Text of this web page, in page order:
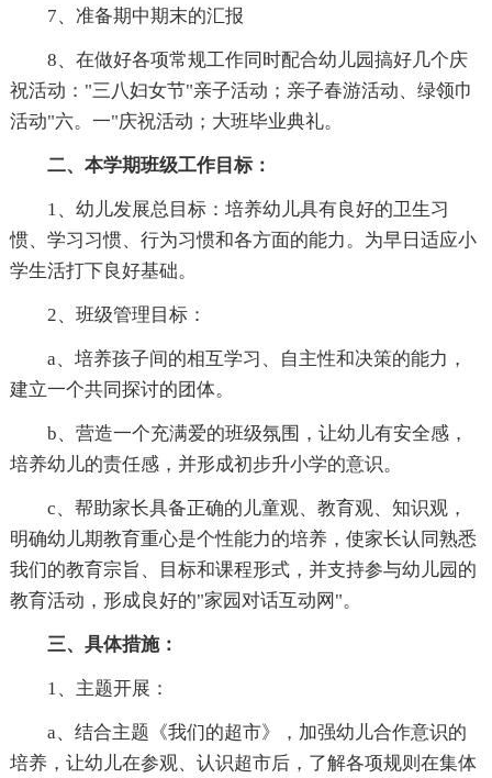
7、准备期中期末的汇报
8、在做好各项常规工作同时配合幼儿园搞好几个庆
祝活动："三八妇女节"亲子活动；亲子春游活动、绿领巾
活动"六。一"庆祝活动；大班毕业典礼。
二、本学期班级工作目标：
1、幼儿发展总目标：培养幼儿具有良好的卫生习
惯、学习习惯、行为习惯和各方面的能力。为早日适应小
学生活打下良好基础。
2、班级管理目标：
a、培养孩子间的相互学习、自主性和决策的能力，
建立一个共同探讨的团体。
b、营造一个充满爱的班级氛围，让幼儿有安全感，
培养幼儿的责任感，并形成初步升小学的意识。
c、帮助家长具备正确的儿童观、教育观、知识观，
明确幼儿期教育重心是个性能力的培养，使家长认同熟悉
我们的教育宗旨、目标和课程形式，并支持参与幼儿园的
教育活动，形成良好的"家园对话互动网"。
三、具体措施：
1、主题开展：
a、结合主题《我们的超市》，加强幼儿合作意识的
培养，让幼儿在参观、认识超市后，了解各项规则在集体